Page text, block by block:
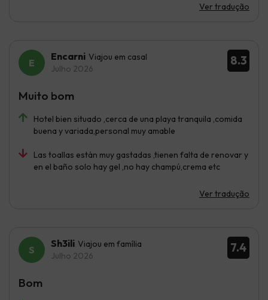
Ver tradução
8.3
Encarni Viajou em casal
Julho 2026
Hotel bien situado ,cerca de una playa tranquila ,comida
buena y variada,personal muy amable
Las toallas están muy gastadas ,tienen falta de renovar y
en el baño solo hay gel ,no hay champú,crema etc
Ver tradução
Muito bom
7.4
Sh3ili Viajou em família
Julho 2026
Bom